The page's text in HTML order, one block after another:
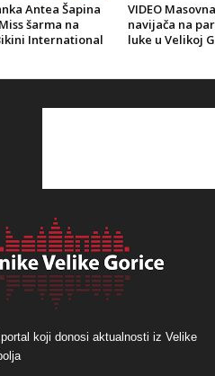
Antea Šapina
šarma na
International
VIDEO
navijača na
luke u Velikoj
koji donosi aktualnosti iz Velike